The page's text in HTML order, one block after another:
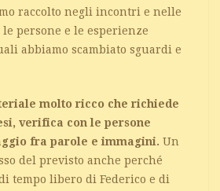
raccolto negli incontri e nelle
persone e le esperienze
abbiamo scambiato sguardi e
molto ricco che richiede
verifica con le persone
fra parole e immagini. Un
del previsto anche perché
tempo libero di Federico e di